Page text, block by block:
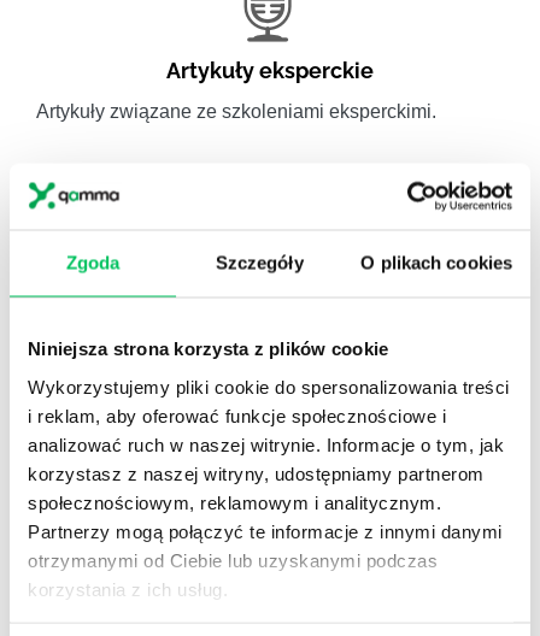
Zgoda Szczegóły O plikach cookies
Niniejsza strona korzysta z plików cookie
Wykorzystujemy pliki cookie do spersonalizowania treści
i reklam, aby oferować funkcje społecznościowe i
analizować ruch w naszej witrynie. Informacje o tym, jak
korzystasz z naszej witryny, udostępniamy partnerom
społecznościowym, reklamowym i analitycznym.
Partnerzy mogą połączyć te informacje z innymi danymi
otrzymanymi od Ciebie lub uzyskanymi podczas
korzystania z ich usług.
Artykuły eksperckie
Artykuły związane ze szkoleniami eksperckimi.
WikiGamma w formacie video.
Recenzje,Stanowiska pracy
Recenzje książek, lista najpopularniejszych zawodów.